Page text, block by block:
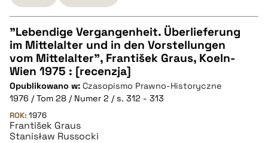
CZYSTY TEKST
pobierz cytat
BIBTEX
"Lebendige Vergangenheit. Überlieferung
im Mittelalter und in den Vorstellungen
vom Mittelalter", František Graus, Koeln-
Wien 1975 : [recenzja]
Opublikowano w: Czasopismo Prawno-Historyczne
1976 / Tom 28 / Numer 2 / s. 312 - 313
ROK: 1976
František Graus
Stanisław Russocki